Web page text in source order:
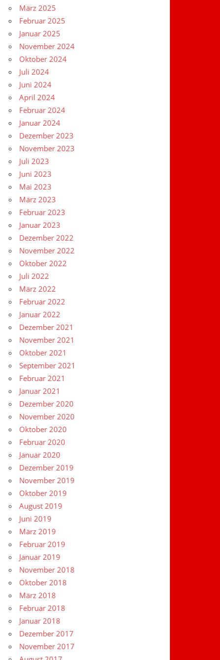
März 2025
Februar 2025
Januar 2025
November 2024
Oktober 2024
Juli 2024
Juni 2024
April 2024
Februar 2024
Januar 2024
Dezember 2023
November 2023
Juli 2023
Juni 2023
Mai 2023
März 2023
Februar 2023
Januar 2023
Dezember 2022
November 2022
Oktober 2022
Juli 2022
März 2022
Februar 2022
Januar 2022
Dezember 2021
November 2021
Oktober 2021
September 2021
Februar 2021
Januar 2021
Dezember 2020
November 2020
Oktober 2020
Februar 2020
Januar 2020
Dezember 2019
November 2019
Oktober 2019
August 2019
Juni 2019
März 2019
Februar 2019
Januar 2019
November 2018
Oktober 2018
März 2018
Februar 2018
Januar 2018
Dezember 2017
November 2017